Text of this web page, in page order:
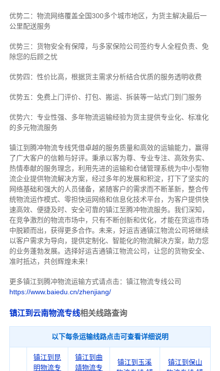
优势二：物流网络覆盖全国300多个城市地区，为货主解决最后一
公里配送服务
优势三：货物安全有保障，与多家保险公司签约专人全程负责、免
除您的后顾之忧
优势四：性价比高，根据货主需求分析结合优质的服务透明收费
优势五：免费上门评价、打包、搬运、拆装等一站式门到门服务
优势六：专业性强、多年物流运输经验为货主提供专业化、标准化
的多元物流服务
镇江到腾冲物流专线凭借卓越的服务质量和高效的运输能力，赢得
了广大客户的信赖与好评。 秉承以客为尊、专业专注、高效务实、
热情奉献的服务理念，利用先进的运输和仓储管理系统为中小型物
流企业提供物流解决方案，经过多年的发展和积淀，打下了坚实的
网络基础和强大的人员储备，紧随客户的需求而不断革新，整合传
统物流运作模式、零担快运网络和信息化技术平台，为客户提供快
速高效、便捷及时、安全可靠的镇江至腾冲物流服务。 我们深知，
在竞争激烈的物流市场中，只有不断创新和优化，才能在货运市场
中脱颖而出，获得更多合作。 未来，好运吉通镇江物流公司将继续
以客户需求为导向，提供定制化、智能化的物流解决方案，助力您
的业务蓬勃发展。选择好运吉通镇江物流公司，让您的货物安全、
准时抵达，共创辉煌未来！
更多镇江到腾冲物流运输方式请点击：镇江物流专线公司
https://www.baiedu.cn/zhenjiang/
镇江到云南物流专线相关线路查询
以下每条运输线路点击可查看详细说明
镇江到昆
明物流专
镇江到曲
靖物流专
镇江到玉溪
镇江到保山